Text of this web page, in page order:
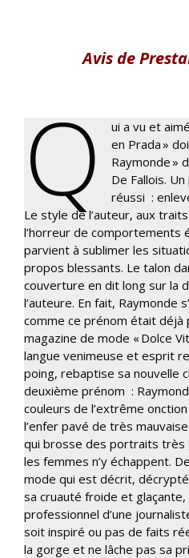
Avis de
Q
ui a vu et
en Prada »
Raymonde »
De Fallois.
réussi :
Le style de l’auteur, aux
l’horreur de comportements
parvient à sublimer les
propos blessants. Le talon
couverture en dit long sur la
l’auteure. En fait, Raymonde
comme ce prénom était déjà
magazine de mode « Dolce
langue venimeuse et esprit
poing, rebaptise sa nouvelle
deuxième prénom :
couleurs de l’extrême
l’enfer pavé de très
qui brosse des portraits très
les femmes n’y échappent.
mode qui est décrit,
sa cruauté froide et glaçante,
professionnel d’une
soit inspiré ou pas de faits
la gorge et ne lâche pas sa